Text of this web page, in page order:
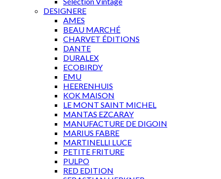
DESIGNERE
AMES
BEAU MARCHÉ
CHARVET ÉDITIONS
DANTE
DURALEX
ECOBIRDY
EMU
HEERENHUIS
KOK MAISON
LE MONT SAINT MICHEL
MANTAS EZCARAY
MANUFACTURE DE DIGOIN
MARIUS FABRE
MARTINELLI LUCE
PETITE FRITURE
PULPO
RED EDITION